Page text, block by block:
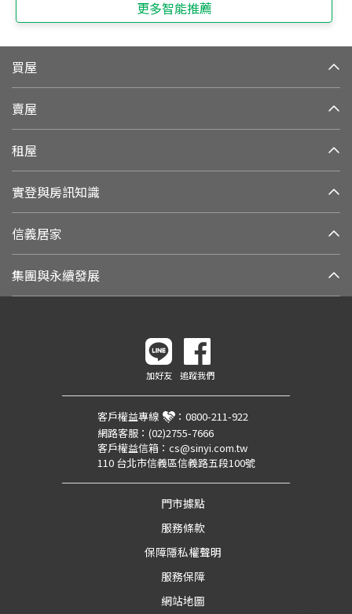
更多智能推薦
買屋
賣屋
租屋
實登與房訊知識
信義居家
集團與永續發展
加好友 追蹤我們
客戶權益專線 ： 0800-211-922
網路客服： (02)2755-7666
客戶權益信箱： cs@sinyi.com.tw
110 台北市信義區信義路五段100號
門市據點
服務條款
保障隱私權聲明
服務保障
網站地圖